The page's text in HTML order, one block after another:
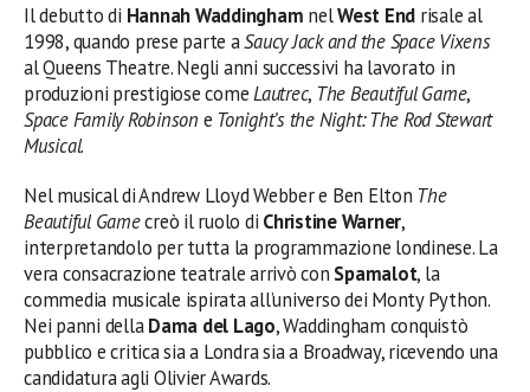
Il debutto di Hannah Waddingham nelWest End risale al
1998, quando prese parte aSaucy Jack and the Space Vixens
al Queens Theatre. Negli anni successivi ha lavorato in
produzioni prestigiose comeLautrec, The Beautiful Game,
Space Family Robinson e Tonight’s the Night: The Rod Stewart
Musical.
Nel musical di Andrew Lloyd Webber e Ben Elton The
Beautiful Gamecreò il ruolo di Christine Warner,
interpretandolo per tutta la programmazione londinese. La
vera consacrazione teatrale arrivò con Spamalot, la
commedia musicale ispirata all’universo dei Monty Python.
Nei panni dellaDama del Lago, Waddingham conquistò
pubblico e critica sia a Londra sia a Broadway, ricevendo una
candidatura agli Olivier Awards.